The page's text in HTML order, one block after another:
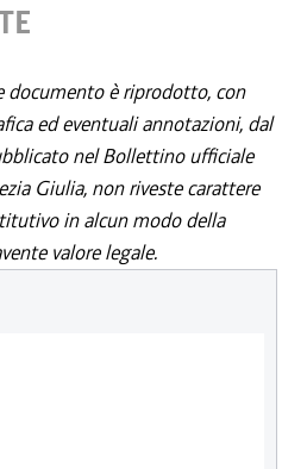
documento è riprodotto, con
ed eventuali annotazioni, dal
nel Bollettino ufficiale
Giulia, non riveste carattere
in alcun modo della
valore legale.